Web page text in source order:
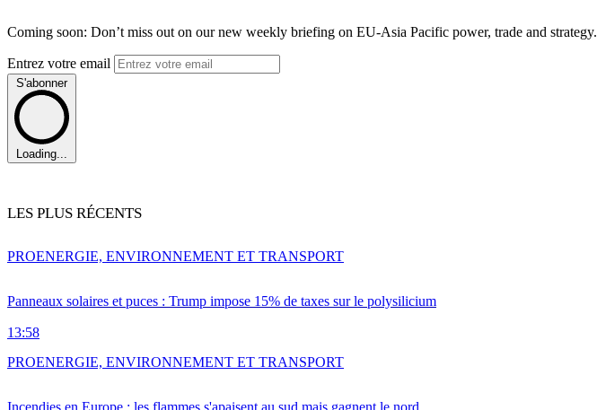
Coming soon: Don’t miss out on our new weekly briefing on EU-Asia Pacific power, trade and strategy.
Entrez votre email
S'abonner
Loading...
LES PLUS RÉCENTS
Panneaux solaires et puces : Trump impose 15% de taxes sur le polysilicium
13:58
PROENERGIE, ENVIRONNEMENT ET TRANSPORT
PROENERGIE, ENVIRONNEMENT ET TRANSPORT